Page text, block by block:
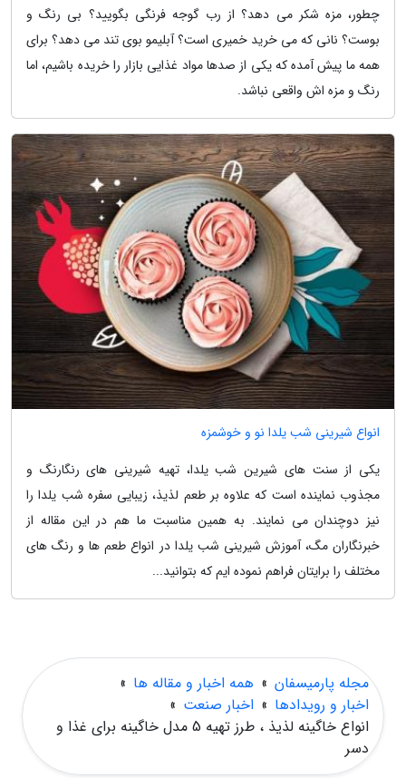
چطور، مزه شکر می دهد؟ از رب گوجه فرنگی بگویید؟ بی رنگ و
بوست؟ نانی که می خرید خمیری است؟ آبلیمو بوی تند می دهد؟ برای
همه ما پیش آمده که یکی از صدها مواد غذایی بازار را خریده باشیم، اما
رنگ و مزه اش واقعی نباشد.
انواع شیرینی شب یلدا نو و خوشمزه
یکی از سنت های شیرین شب یلدا، تهیه شیرینی های رنگارنگ و
مجذوب نماینده است که علاوه بر طعم لذیذ، زیبایی سفره شب یلدا را
نیز دوچندان می نمایند. به همین مناسبت ما هم در این مقاله از
خبرنگاران مگ، آموزش شیرینی شب یلدا در انواع طعم ها و رنگ های
مختلف را برایتان فراهم نموده ایم که بتوانید...
مجله پارمیسفان » همه اخبار و مقاله ها »
اخبار و رویدادها » اخبار صنعت »
انواع خاگینه لذیذ ، طرز تهیه 5 مدل خاگینه برای غذا و
دسر